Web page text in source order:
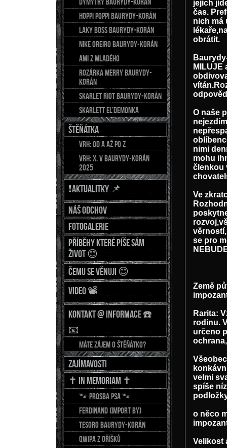
jejich
čas.
nich má
obrátit.
MILUJE
O naše
nimi
mohu
členkou
Ve
se pro
Země
Rarita:
rodinu.
určeno
velmi
spíše
o něco
Velikost
HOPPI POPPI Baurydy-Korán
LAKY BOSS Baurydy-Korán
NIKE OREIRO Baurydy-Korán
AMI z Mladého
Rozárka Merry Baurydy-
Korán
Skarlet Riot Baurydy-Korán
Skarlett El’demonka
ŠTĚŇÁTKA
Vrh: od A až po Z
Vrh: X. v Baurydy-Korán
2025
❗AKTUALITKY 📌
Náš odchov
Fotogalerie
Příběhy které píše sám
život 😊
Čemu se věnuji 😊
Video 📽
Kontakt @ Informace ☎️
📧
Máte zájem o štěňátko?
Zajímavosti
✝️ In Memoriam ✝️
🐾 Prosba psa 🐾
FERDINAND (import BY)
TESORO Baurydy-Korán
QWIPA z Oříšků